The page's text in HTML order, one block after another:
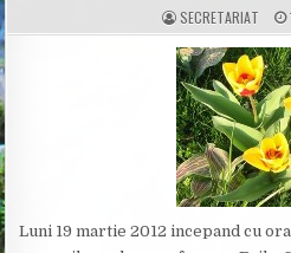
A
U
T
H
O
R
:
SECRETARIAT
L
I
E
A
E
:
Luni 19 martie 2012 incepand cu